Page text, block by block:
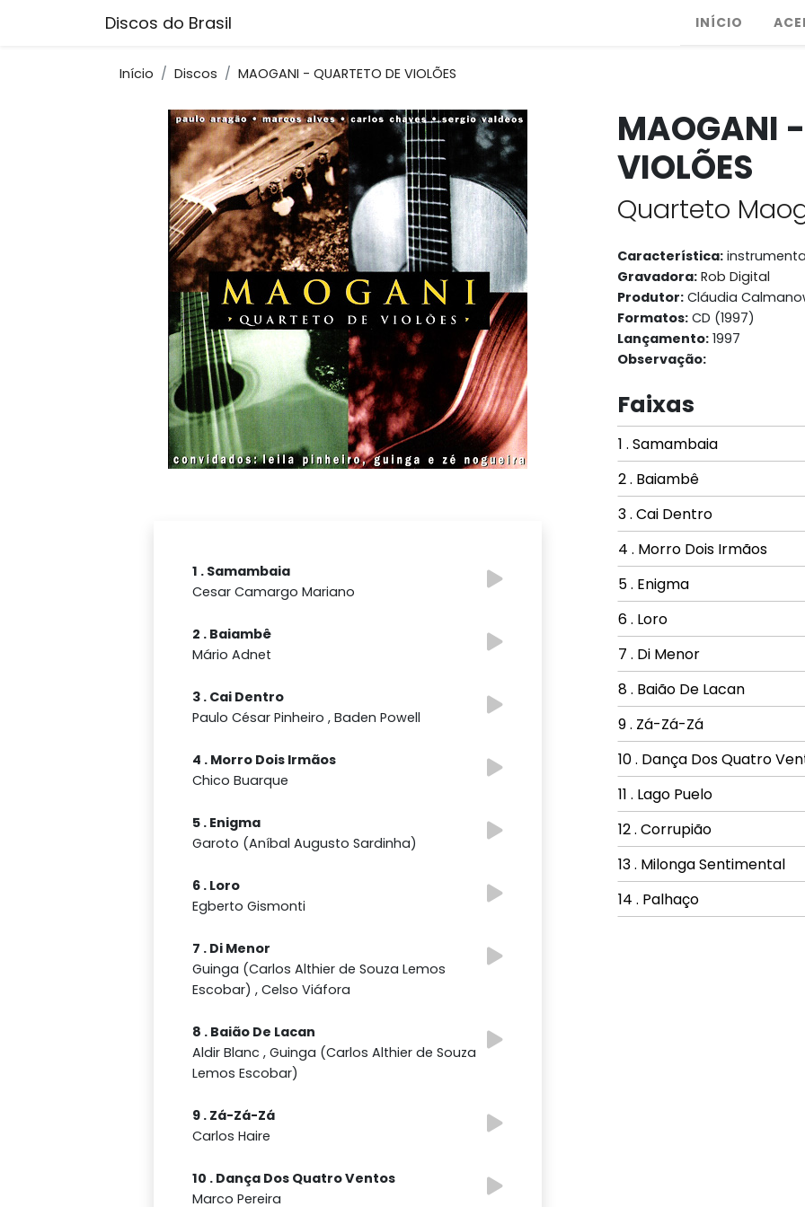
Discos do Brasil INÍCIO
Início Discos MAOGANI - QUARTETO DE VIOLÕES
1 . Samambaia
Cesar Camargo Mariano
2 . Baiambê
Mário Adnet
3 . Cai Dentro
Paulo César Pinheiro , Baden Powell
4 . Morro Dois Irmãos
Chico Buarque
5 . Enigma
Garoto (Aníbal Augusto Sardinha)
6 . Loro
Egberto Gismonti
7 . Di Menor
Guinga (Carlos Althier de Souza Lemos
Escobar) , Celso Viáfora
8 . Baião De Lacan
Aldir Blanc , Guinga (Carlos Althier de Souza
Lemos Escobar)
9 . Zá-Zá-Zá
Carlos Haire
10 . Dança Dos Quatro Ventos
Marco Pereira
MAOGANI -
VIOLÕES
Quarteto
Característica:
Gravadora: Rob Digital
Produtor: Cláudia
Formatos: CD (1997)
Lançamento: 1997
Observação:
Faixas
1 . Samambaia
2 . Baiambê
3 . Cai Dentro
4 . Morro Dois Irmãos
5 . Enigma
6 . Loro
7 . Di Menor
8 . Baião De Lacan
9 . Zá-Zá-Zá
10 . Dança Dos Quatro
11 . Lago Puelo
12 . Corrupião
13 . Milonga Sentimental
14 . Palhaço